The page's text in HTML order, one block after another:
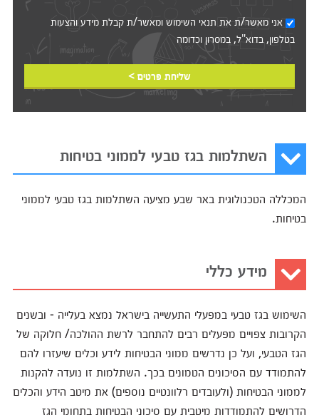
אני מאשר/ת את תנאי השימושומאשר/ת קבלת מידע והצעות
בטלפון, בדוא"ל, במסרון וכדומה‎‎
שליחת פרטים >
השתלמות בגז טבעי לממוני בטיחות
המכללה הטכנולוגית באר שבע מציעה השתלמות בגז טבעי לממוני
בטיחות.
מידע כללי
השימוש בגז טבעי במפעלי התעשייה בישראל נמצא בעלייה - ובשנים
הקרובות צפויים מפעלים רבים להתחבר לרשת ההולכה/ חלוקה של
הגז הטבעי, ועל כן נדרשים ממוני הבטיחות לידע וכלים שיעזרו להם
להתמודד עם הסיכונים הטמונים בכך. השתלמות זו נועדה להקנות
לממוני הבטיחות (ולעובדים רלוונטיים נוספים) את מיטב הידע והכלים
הדרושים להתמודדות מיטבית עם סיכוני הבטיחות בתחומי הגז